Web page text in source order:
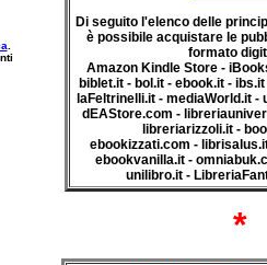
Di seguito l'elenco delle
è possibile acquistare le
formato
Amazon Kindle Store -
biblet.it - bol.it - ebook.it -
laFeltrinelli.it - mediaWorld.it -
dEAStore.com -
libreriarizzoli.it -
ebookizzati.com -
ebookvanilla.it -
unilibro.it -
*